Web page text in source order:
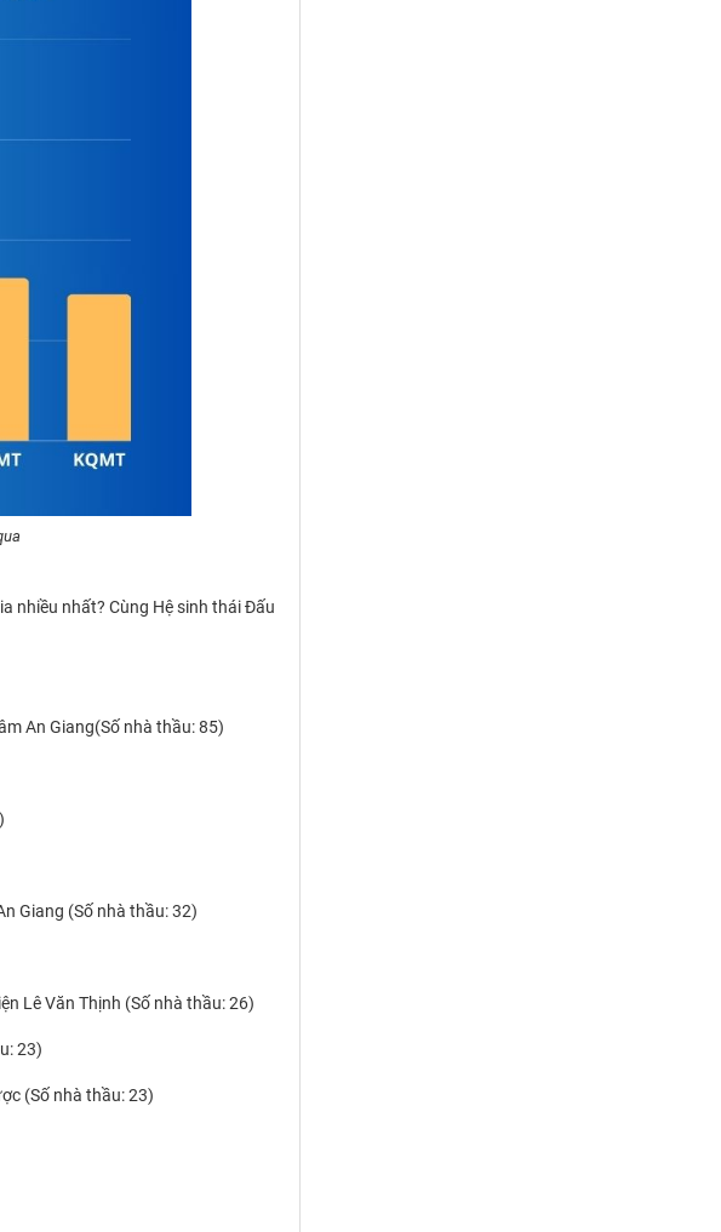
nhiều nhất? Cùng Hệ sinh thái Đấu
An Giang(Số nhà thầu: 85)
Giang (Số nhà thầu: 32)
Lê Văn Thịnh (Số nhà thầu: 26)
23)
(Số nhà thầu: 23)